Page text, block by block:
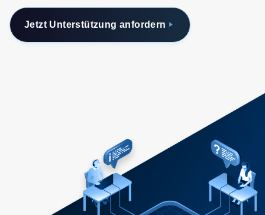
Jetzt Unterstützung anfordern